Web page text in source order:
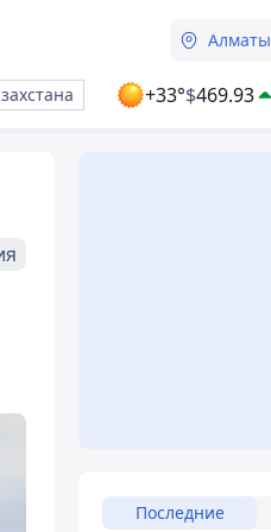
Алматы
+33°$469.93
Последние